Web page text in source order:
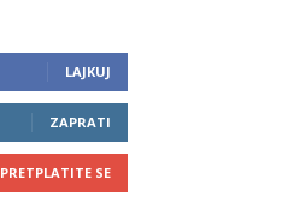
LAJKUJ
ZAPRATI
PRETPLATITE SE